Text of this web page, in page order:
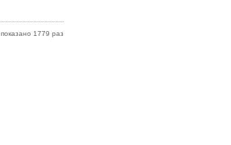
показано 1779 раз